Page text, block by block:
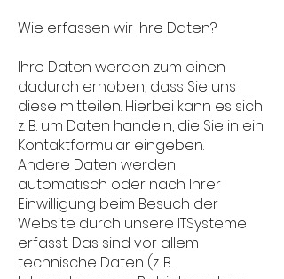
Wie erfassen wir Ihre Daten?
Ihre Daten werden zum einen
dadurch erhoben, dass Sie uns
diese mitteilen. Hierbei kann es sich
z. B. um Daten handeln, die Sie in ein
Kontaktformular eingeben.
Andere Daten werden
automatisch oder nach Ihrer
Einwilligung beim Besuch der
Website durch unsere ITSysteme
erfasst. Das sind vor allem
technische Daten (z. B.